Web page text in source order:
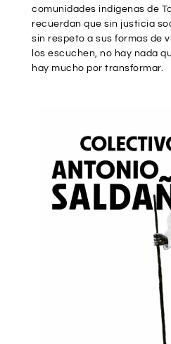
comunidades indígenas de
recuerdan que sin justicia
sin respeto a sus formas de
los escuchen, no hay nada
hay mucho por transformar.